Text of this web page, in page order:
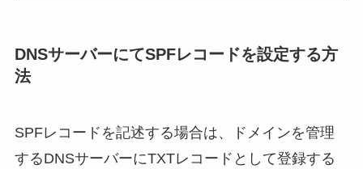
DNSサーバーにてSPFレコードを設定する方
法
SPFレコードを記述する場合は、ドメインを管理
するDNSサーバーにTXTレコードとして登録する